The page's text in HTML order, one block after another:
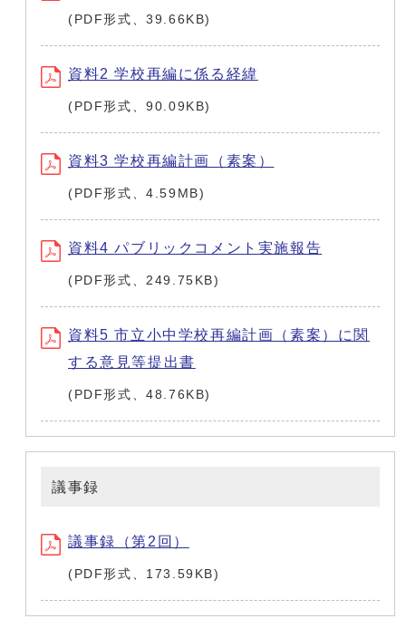
(PDF形式、39.66KB)
資料2 学校再編に係る経緯
(PDF形式、90.09KB)
資料3 学校再編計画（素案）
(PDF形式、4.59MB)
資料4 パブリックコメント実施報告
(PDF形式、249.75KB)
資料5 市立小中学校再編計画（素案）に関
する意見等提出書
(PDF形式、48.76KB)
議事録
議事録（第2回）
(PDF形式、173.59KB)